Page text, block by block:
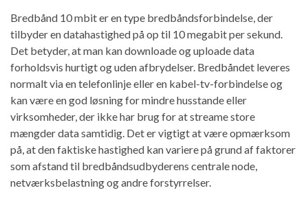
Bredbånd 10 mbit er en type bredbåndsforbindelse, der
tilbyder en datahastighed på op til 10 megabit per sekund.
Det betyder, at man kan downloade og uploade data
forholdsvis hurtigt og uden afbrydelser. Bredbåndet leveres
normalt via en telefonlinje eller en kabel-tv-forbindelse og
kan være en god løsning for mindre husstande eller
virksomheder, der ikke har brug for at streame store
mængder data samtidig. Det er vigtigt at være opmærksom
på, at den faktiske hastighed kan variere på grund af faktorer
som afstand til bredbåndsudbyderens centrale node,
netværksbelastning og andre forstyrrelser.